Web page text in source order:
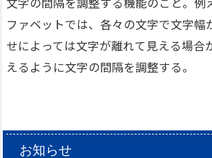
ファベットでは、各々の文字で文字幅
せによっては文字が離れて見える場合
えるように文字の間隔を調整する。
お知らせ